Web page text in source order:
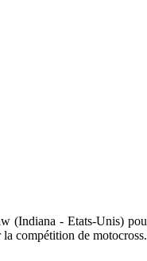
(Indiana - Etats-Unis)
compétition de